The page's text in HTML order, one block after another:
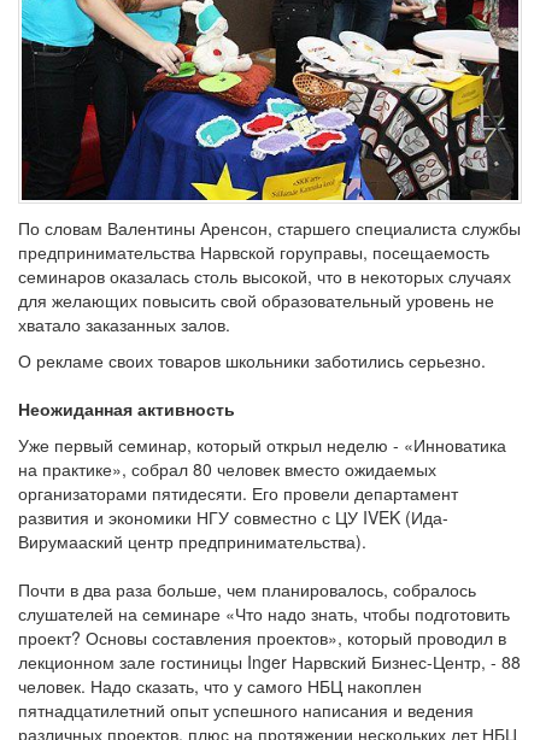
По словам Валентины Аренсон, старшего специалиста службы
предпринимательства Нарвской горуправы, посещаемость
семинаров оказалась столь высокой, что в некоторых случаях
для желающих повысить свой образовательный уровень не
хватало заказанных залов.
О рекламе своих товаров школьники заботились серьезно.
Неожиданная активность
Уже первый семинар, который открыл неделю - «Инноватика
на практике», собрал 80 человек вместо ожидаемых
организаторами пятидесяти. Его провели департамент
развития и экономики НГУ совместно с ЦУ IVEK (Ида-
Вирумааский центр предпринимательства).
Почти в два раза больше, чем планировалось, собралось
слушателей на семинаре «Что надо знать, чтобы подготовить
проект? Основы составления проектов», который проводил в
лекционном зале гостиницы Inger Нарвский Бизнес-Центр, - 88
человек. Надо сказать, что у самого НБЦ накоплен
пятнадцатилетний опыт успешного написания и ведения
различных проектов, плюс на протяжении нескольких лет НБЦ